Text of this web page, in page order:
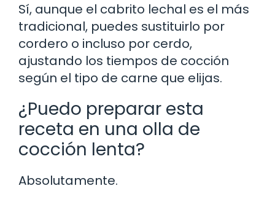
Sí, aunque el cabrito lechal es el más
tradicional, puedes sustituirlo por
cordero o incluso por cerdo,
ajustando los tiempos de cocción
según el tipo de carne que elijas.
¿Puedo preparar esta
receta en una olla de
cocción lenta?
Absolutamente.